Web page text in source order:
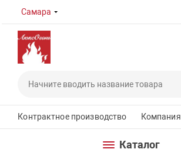
Самара
Контрактное производство Компания
Каталог